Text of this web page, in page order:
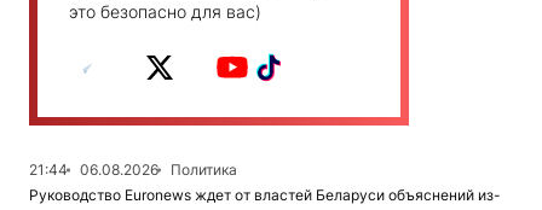
это безопасно для вас)
21:44 06.08.2026
Политика
Руководство Euronews ждет от властей Беларуси объяснений из-